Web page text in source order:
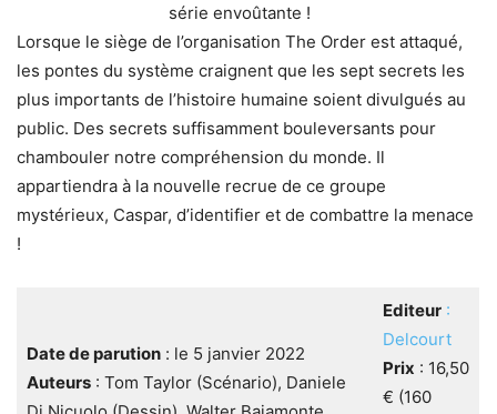
série envoûtante !
Lorsque le siège de l’organisation The Order est attaqué,
les pontes du système craignent que les sept secrets les
plus importants de l’histoire humaine soient divulgués au
public. Des secrets suffisamment bouleversants pour
chambouler notre compréhension du monde. Il
appartiendra à la nouvelle recrue de ce groupe
mystérieux, Caspar, d’identifier et de combattre la menace
!
Date de parution: le 5 janvier 2022
Auteurs: Tom Taylor (Scénario), Daniele
Editeur:
Delcourt
Prix : 16,50
€ (160